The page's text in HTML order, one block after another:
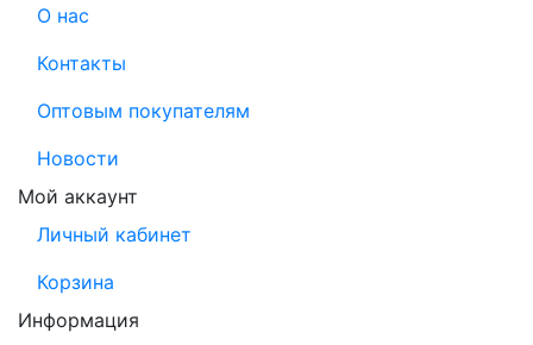
О нас
Контакты
Оптовым покупателям
Новости
Мой аккаунт
Личный кабинет
Корзина
Информация